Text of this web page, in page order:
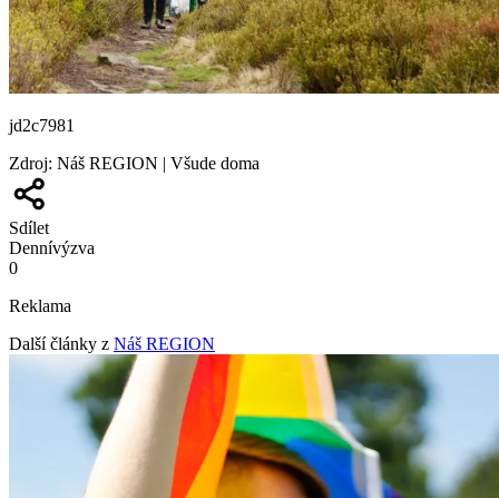
jd2c7981
Zdroj: Náš REGION | Všude doma
Sdílet
Dennívýzva
0
Reklama
Další články z Náš REGION